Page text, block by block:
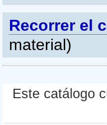
Recorrer el
material)
Este catálogo